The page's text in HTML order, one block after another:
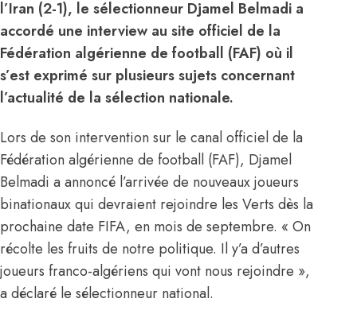
l’Iran (2-1), le sélectionneur Djamel Belmadi a
accordé une interview au site officiel de la
Fédération algérienne de football (FAF) où il
s’est exprimé sur plusieurs sujets concernant
l’actualité de la sélection nationale.
Lors de son intervention sur le canal officiel de la
Fédération algérienne de football (FAF), Djamel
Belmadi a annoncé l’arrivée de nouveaux joueurs
binationaux qui devraient rejoindre les Verts dès la
prochaine date FIFA, en mois de septembre. « On
récolte les fruits de notre politique. Il y’a d’autres
joueurs franco-algériens qui vont nous rejoindre »,
a déclaré le sélectionneur national.